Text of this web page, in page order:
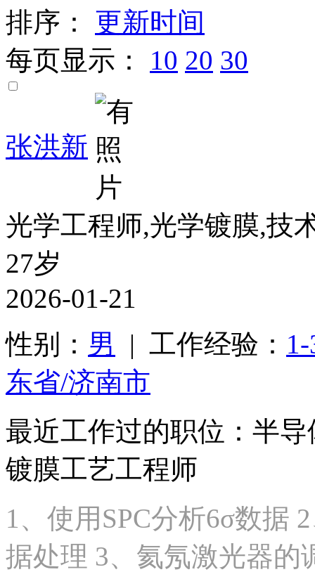
排序：
更新时间
每页显示：
10 20 30
张洪新
光学工程师,光学镀膜,技
27岁
2026-01-21
性别： 男 | 工作经验：
东省/济南市
最近工作过的职位：半
镀膜工艺工程师
1、使用SPC分析6σ数据
据处理 3、氦氖激光器的